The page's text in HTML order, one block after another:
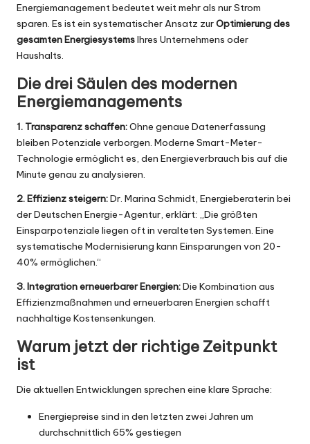
Energiemanagement bedeutet weit mehr als nur Strom
sparen. Es ist ein systematischer Ansatz zurOptimierung des
gesamten EnergiesystemsIhres Unternehmens oder
Haushalts.
Die drei Säulen des modernen
Energiemanagements
1. Transparenz schaffen:Ohne genaue Datenerfassung
bleiben Potenziale verborgen. Moderne Smart-Meter-
Technologie ermöglicht es, den Energieverbrauch bis auf die
Minute genau zu analysieren.
2. Effizienz steigern:Dr. Marina Schmidt, Energieberaterin bei
der Deutschen Energie-Agentur, erklärt: „Die größten
Einsparpotenziale liegen oft in veralteten Systemen. Eine
systematische Modernisierung kann Einsparungen von 20-
40% ermöglichen.“
3. Integration erneuerbarer Energien:Die Kombination aus
Effizienzmaßnahmen und erneuerbaren Energien schafft
nachhaltige Kostensenkungen.
Warum jetzt der richtige Zeitpunkt
ist
Die aktuellen Entwicklungen sprechen eine klare Sprache:
Energiepreise sind in den letzten zwei Jahren um
durchschnittlich 65% gestiegen